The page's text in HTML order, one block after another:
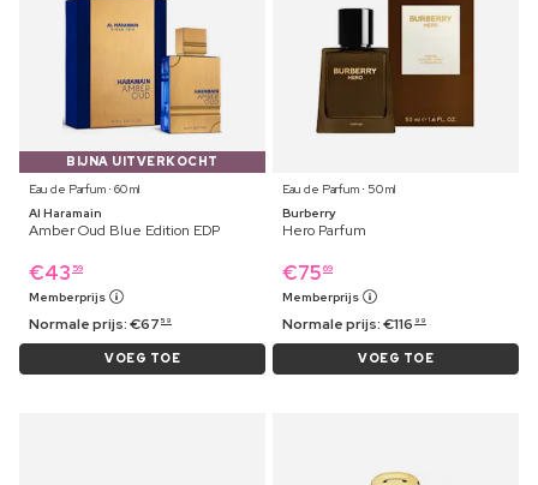
BIJNA UITVERKOCHT
Eau de Parfum ⋅ 60 ml
Al Haramain
Amber Oud Blue Edition EDP
€43 59
Memberprijs
Normale prijs:€67 59
VOEG TOE
Eau de Parfum ⋅ 50 ml
Burberry
Hero Parfum
€75 69
Memberprijs
Normale prijs:€116 99
VOEG TOE